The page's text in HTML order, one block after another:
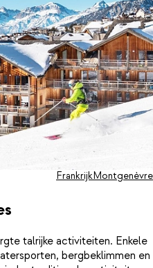
FrankrijkMontgenèvre
talrijke activiteiten. Enkele
bergbeklimmen en